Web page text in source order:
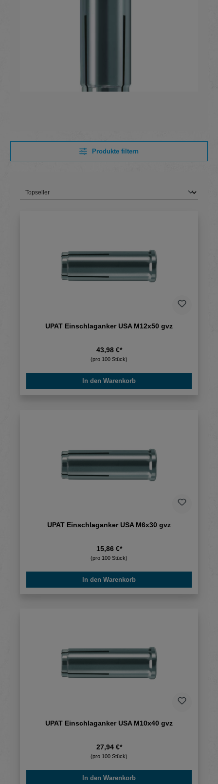
Produkte filtern
UPAT Einschlaganker USA M12x50 gvz
43,98 €*
(pro 100 Stück)
In den Warenkorb
UPAT Einschlaganker USA M6x30 gvz
15,86 €*
(pro 100 Stück)
In den Warenkorb
UPAT Einschlaganker USA M10x40 gvz
27,94 €*
(pro 100 Stück)
In den Warenkorb